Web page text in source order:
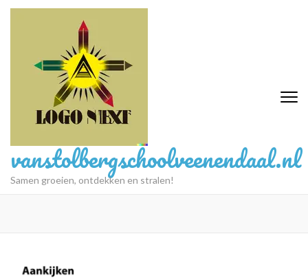
Ga
vanstolbergschoolveenendaal.nl
Samen groeien, ontdekken en stralen!